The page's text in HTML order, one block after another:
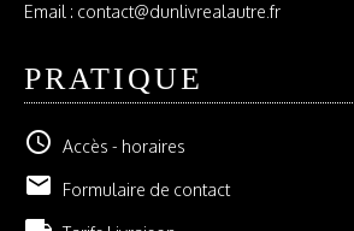
Email : contact@dunlivrealautre.fr
PRATIQUE
schedule Accès - horaires
email Formulaire de contact